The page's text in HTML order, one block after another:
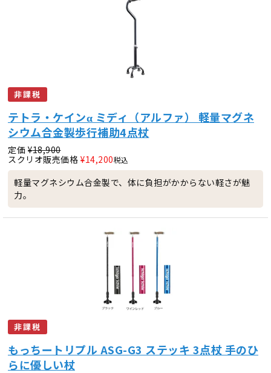
非課税
テトラ・ケインα ミディ（アルファ） 軽量マグネ
シウム合金製歩行補助4点杖
定価 ¥18,900
スクリオ販売価格 ¥14,200税込
軽量マグネシウム合金製で、体に負担がかからない軽さが魅
力。
非課税
もっちートリプル ASG-G3 ステッキ 3点杖 手のひ
らに優しい杖